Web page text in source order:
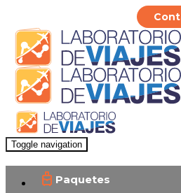
Toggle navigation
Paquetes